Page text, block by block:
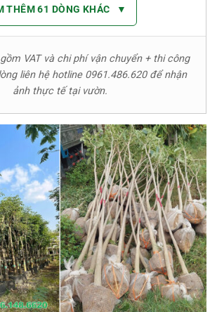
THÊM 61 DÒNG KHÁC ▼
VAT và chi phí vận chuyển + thi công
liên hệ hotline 0961.486.620 để nhận
ảnh thực tế tại vườn.